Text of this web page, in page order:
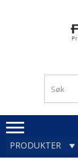
PRODUKTER